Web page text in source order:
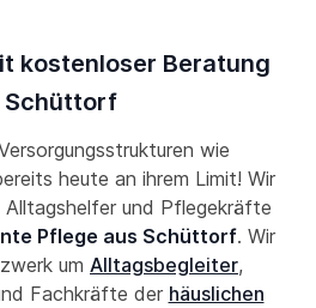
kostenloser Beratung
Schüttorf
wie
heute an ihrem Limit! Wir
Alltagshelfer und Pflegekräfte
Pflege aus Schüttorf. Wir
um Alltagsbegleiter,
Fachkräfte der häuslichen